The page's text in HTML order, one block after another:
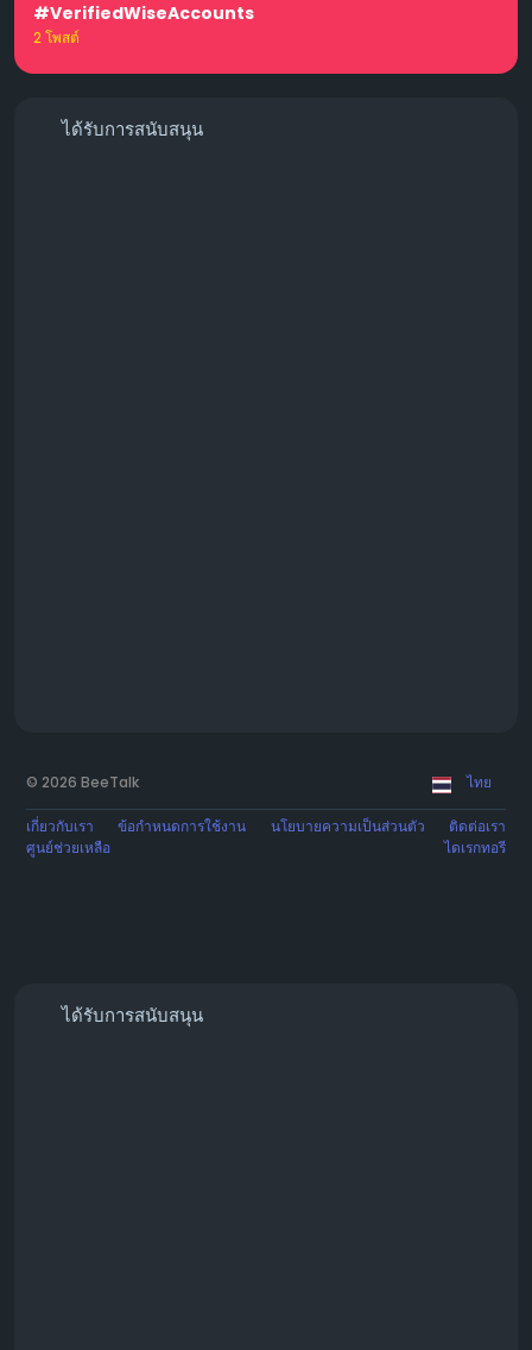
#VerifiedWiseAccounts
2 โพสต์
ได้รับการสนับสนุน
© 2026 BeeTalk ไทย
เกี่ยวกับเรา ข้อกำหนดการใช้งาน นโยบายความเป็นส่วนตัว
ติดต่อเรา
ศูนย์ช่วยเหลือ
ไดเรกทอรี
ได้รับการสนับสนุน